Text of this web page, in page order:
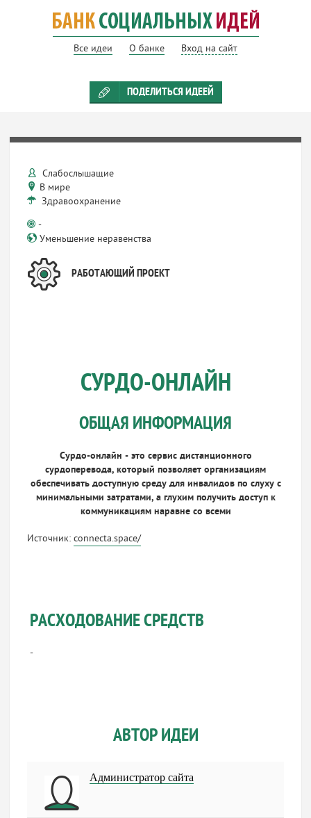
Все идеи О банке Вход на сайт
ПОДЕЛИТЬСЯ ИДЕЕЙ
Слабослышащие
В мире
Здравоохранение
-
Уменьшение неравенства
РАБОТАЮЩИЙ ПРОЕКТ
СУРДО-ОНЛАЙН
ОБЩАЯ ИНФОРМАЦИЯ
Сурдо-онлайн - это сервис дистанционного
сурдоперевода, который позволяет организациям
обеспечивать доступную среду для инвалидов по слуху с
минимальными затратами, а глухим получить доступ к
коммуникациям наравне со всеми
Источник:connecta.space/
РАСХОДОВАНИЕ СРЕДСТВ
-
АВТОР ИДЕИ
Администратор сайта